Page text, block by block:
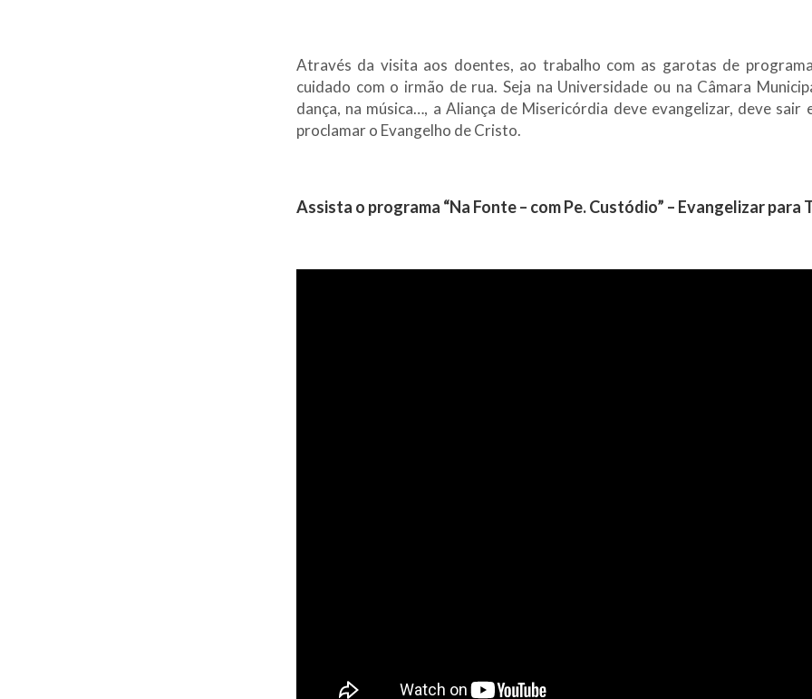
Através da visita aos doentes, ao trabalho com as garotas de
cuidado com o irmão de rua. Seja na Universidade ou na Câmara
dança, na música…, a Aliança de Misericórdia deve evangelizar, deve sair
proclamar o Evangelho de Cristo.
Assista o programa “Na Fonte – com Pe. Custódio” – Evangelizar para